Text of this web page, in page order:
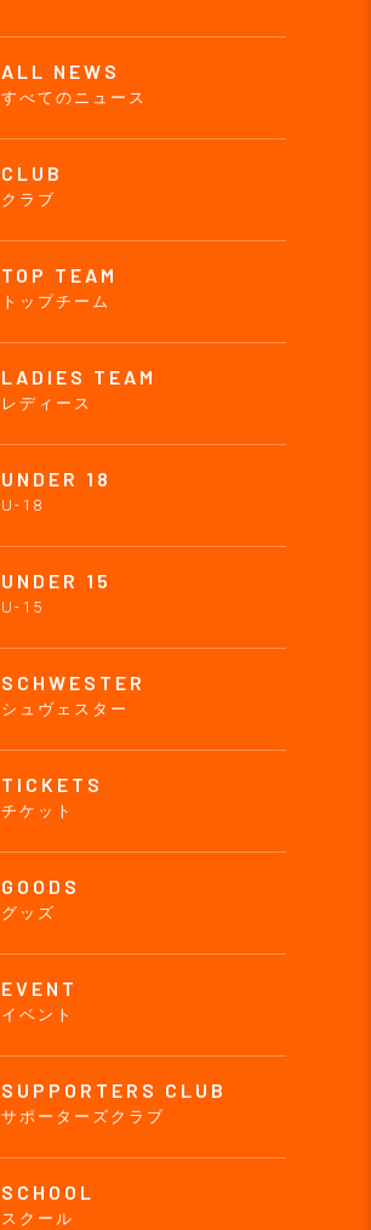
ALL NEWS
すべてのニュース
CLUB
クラブ
TOP TEAM
トップチーム
LADIES TEAM
レディース
UNDER 18
U-18
UNDER 15
U-15
SCHWESTER
シュヴェスター
TICKETS
チケット
GOODS
グッズ
EVENT
イベント
SUPPORTERS CLUB
サポーターズクラブ
SCHOOL
スクール